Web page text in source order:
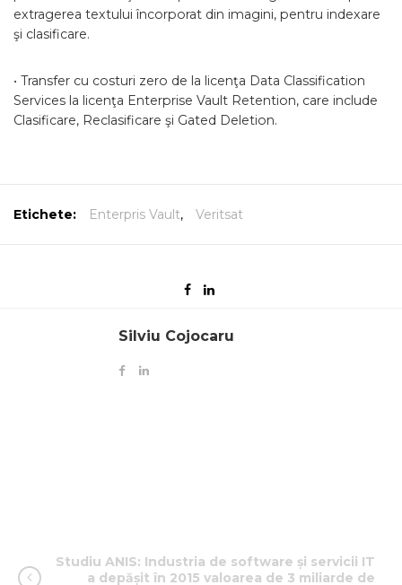
extragerea textului încorporat din imagini, pentru indexare
şi clasificare.
• Transfer cu costuri zero de la licenţa Data Classification
Services la licenţa Enterprise Vault Retention, care include
Clasificare, Reclasificare şi Gated Deletion.
Etichete: Enterpris Vault, Veritsat
Silviu Cojocaru
Studiu ANIS: Industria de software și servicii IT
a depășit în 2015 valoarea de 3 miliarde de